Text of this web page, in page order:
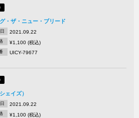
・ザ・ニュー・ブリード
2021.09.22
¥1,100 (税込)
UICY-79677
ェイズ）
2021.09.22
¥1,100 (税込)